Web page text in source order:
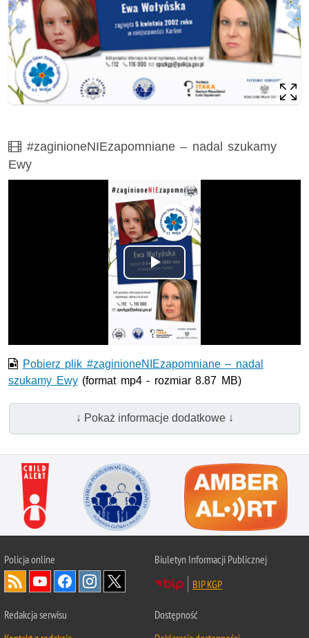
Film
#zaginioneNIEzapomniane – nadal szukamy
Ewy
Odtwórz
wideo
Pobierz plik #zaginioneNIEzapomniane – nadal
szukamy Ewy(format mp4 - rozmiar 8.87 MB)
↓ Pokaż informacje dodatkowe ↓
Policjaonline
Biuletyn Informacji Publicznej
BIP KGP
Redakcja serwisu
Dostępność